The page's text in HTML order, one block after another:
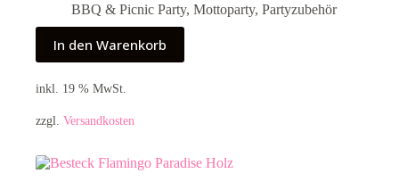
BBQ & Picnic Party, Mottoparty, Partyzubehör
In den Warenkorb
inkl. 19 % MwSt.
zzgl. Versandkosten